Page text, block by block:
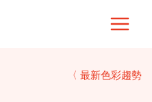
〈 最新色彩趨勢